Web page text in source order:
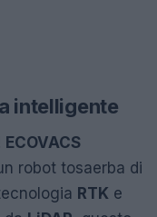
intelligente
ECOVACS
robot tosaerba di
RTK e